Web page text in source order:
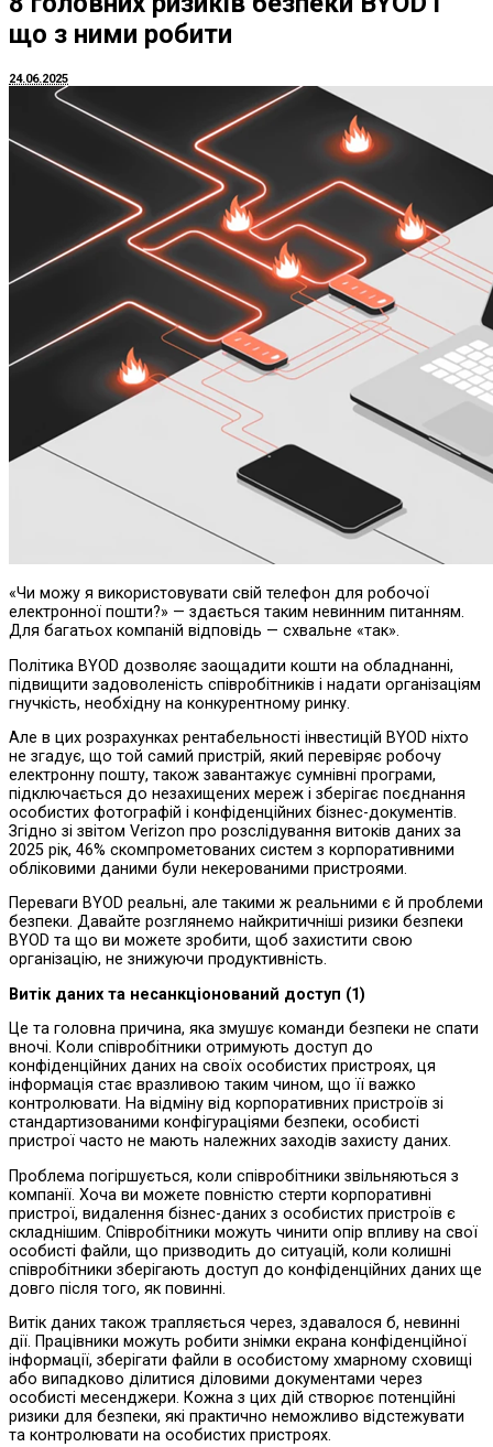
що з ними робити
24.06.2025
«Чи можу я використовувати свій телефон для робочої
електронної пошти?» — здається таким невинним питанням.
Для багатьох компаній відповідь — схвальне «так».
Політика BYOD дозволяє заощадити кошти на обладнанні,
підвищити задоволеність співробітників і надати організаціям
гнучкість, необхідну на конкурентному ринку.
Але в цих розрахунках рентабельності інвестицій BYOD ніхто
не згадує, що той самий пристрій, який перевіряє робочу
електронну пошту, також завантажує сумнівні програми,
підключається до незахищених мереж і зберігає поєднання
особистих фотографій і конфіденційних бізнес-документів.
Згідно зі звітом Verizon про розслідування витоків даних за
2025 рік, 46% скомпрометованих систем з корпоративними
обліковими даними були некерованими пристроями.
Переваги BYOD реальні, але такими ж реальними є й проблеми
безпеки. Давайте розглянемо найкритичніші ризики безпеки
BYOD та що ви можете зробити, щоб захистити свою
організацію, не знижуючи продуктивність.
Витік даних та несанкціонований доступ (1)
Це та головна причина, яка змушує команди безпеки не спати
вночі. Коли співробітники отримують доступ до
конфіденційних даних на своїх особистих пристроях, ця
інформація стає вразливою таким чином, що її важко
контролювати. На відміну від корпоративних пристроїв зі
стандартизованими конфігураціями безпеки, особисті
пристрої часто не мають належних заходів захисту даних.
Проблема погіршується, коли співробітники звільняються з
компанії. Хоча ви можете повністю стерти корпоративні
пристрої, видалення бізнес-даних з особистих пристроїв є
складнішим. Співробітники можуть чинити опір впливу на свої
особисті файли, що призводить до ситуацій, коли колишні
співробітники зберігають доступ до конфіденційних даних ще
довго після того, як повинні.
Витік даних також трапляється через, здавалося б, невинні
дії. Працівники можуть робити знімки екрана конфіденційної
інформації, зберігати файли в особистому хмарному сховищі
або випадково ділитися діловими документами через
особисті месенджери. Кожна з цих дій створює потенційні
ризики для безпеки, які практично неможливо відстежувати
та контролювати на особистих пристроях.